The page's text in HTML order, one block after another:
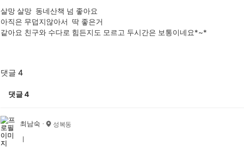
살망 살망 동네산책 넘 좋아요
아직은 무덥지않아서 딱 좋은거
같아요 친구와 수다로 힘든지도 모르고 두시간은 보통이네요*~*
댓글 4
댓글4
최남숙 성복동
ㅣ